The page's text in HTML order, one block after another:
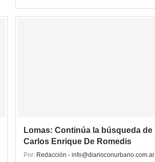
Lomas: Continúa la búsqueda de
Carlos Enrique De Romedis
Por: Redacción - info@diarioconurbano.com.ar